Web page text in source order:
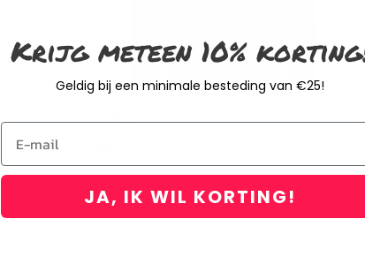
99% kans hoodie
Krijg meteen 10%
Geldig bij een minimale besteding van €25!
Email
JA, IK WIL KORTING!